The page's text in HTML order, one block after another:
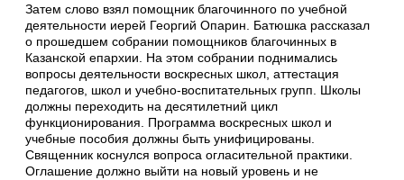
Затем слово взял помощник благочинного по учебной
деятельности иерей Георгий Опарин. Батюшка рассказал
о прошедшем собрании помощников благочинных в
Казанской епархии. На этом собрании поднимались
вопросы деятельности воскресных школ, аттестация
педагогов, школ и учебно-воспитательных групп. Школы
должны переходить на десятилетний цикл
функционирования. Программа воскресных школ и
учебные пособия должны быть унифицированы.
Священник коснулся вопроса огласительной практики.
Оглашение должно выйти на новый уровень и не